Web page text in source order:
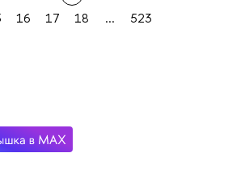
16 17 18 ... 523